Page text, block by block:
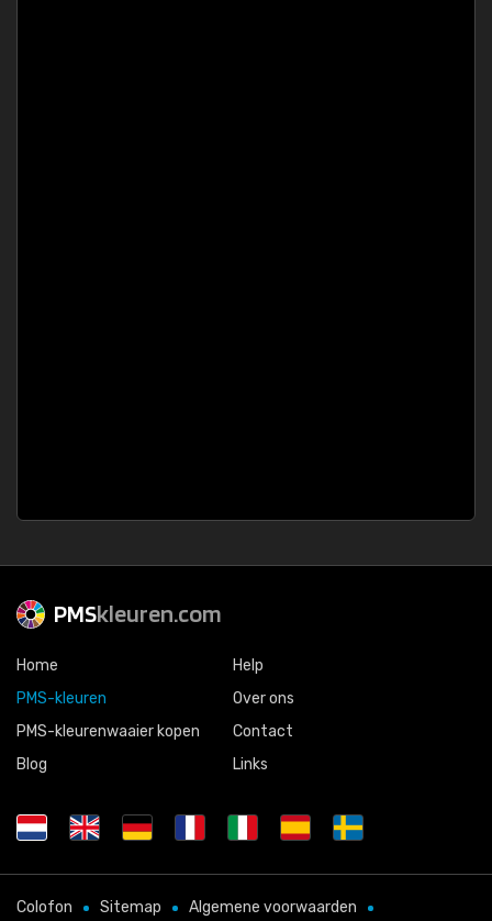
PMSkleuren.com
Home
PMS-kleuren
PMS-kleurenwaaier kopen
Blog
Help
Over ons
Contact
Links
Colofon Sitemap Algemene voorwaarden